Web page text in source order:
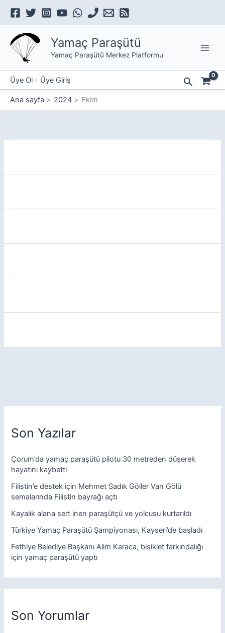
atla
Yamaç Paraşütü
Yamaç Paraşütü Merkez Platformu
Üye Ol - Üye Giriş Arama
Ana sayfa 2024 Ekim
Son Yazılar
Çorum’da yamaç paraşütü pilotu 30 metreden düşerek
hayatını kaybetti
Filistin’e destek için Mehmet Sadık Göller Van Gölü
semalarında Filistin bayrağı açtı
Kayalık alana sert inen paraşütçü ve yolcusu kurtarıldı
Türkiye Yamaç Paraşütü Şampiyonası, Kayseri’de başladı
Fethiye Belediye Başkanı Alim Karaca, bisiklet farkındalığı
için yamaç paraşütü yaptı
Son Yorumlar